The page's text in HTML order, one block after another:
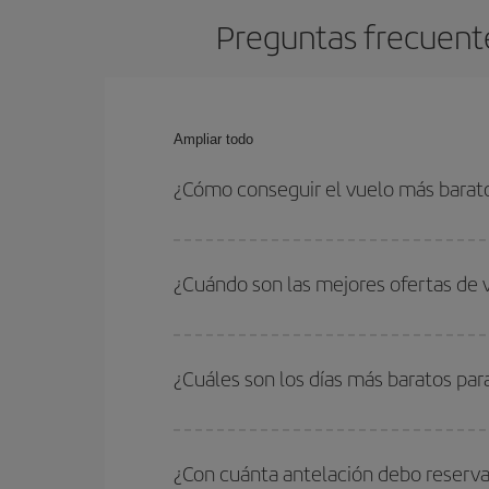
Preguntas
Ampliar todo
¿Cómo conseguir el vuelo más
las fechas y horarios de ida y vuelta.
¿Cuándo son las mejores ofertas
periodos de vacaciones escolares son
precios encontrarás.
¿Cuáles son los días más baratos
quieres ir y en qué fechas habías pensado
¿Con cuánta antelación debo